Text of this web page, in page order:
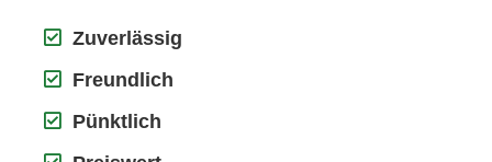
Zuverlässig
Freundlich
Pünktlich